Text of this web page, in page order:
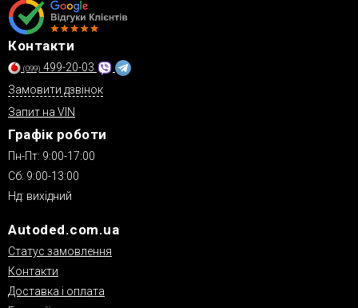
Контакти
(099) 499-20-03
Замовити дзвінок
Запит на VIN
Графік роботи
Пн-Пт: 9:00-17:00
Сб: 9:00-13:00
Нд: вихідний
Autoded.com.ua
Статус замовлення
Контакти
Доставка і оплата